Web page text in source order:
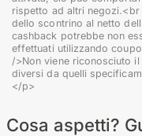
rispetto ad altri
dello scontrino al netto
cashback potrebbe non
effettuati utilizzando
/>Non viene riconosciuto
diversi da quelli
</p>
Cosa aspetti?